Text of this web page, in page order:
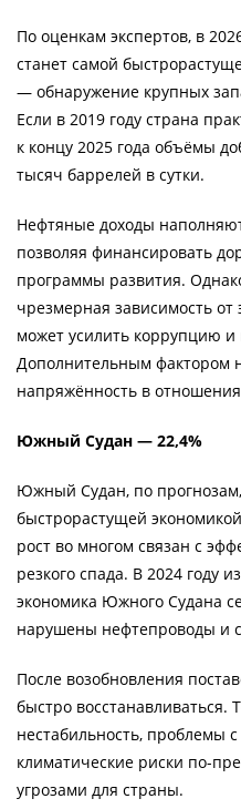
По оценкам экспертов, в
станет самой
— обнаружение крупных
Если в 2019 году страна
к концу 2025 года объёмы
тысяч баррелей в сутки.
Нефтяные доходы
позволяя финансировать
программы развития.
чрезмерная зависимость от
может усилить коррупцию
Дополнительным фактором
напряжённость в
Южный Судан — 22,4%
Южный Судан, по
быстрорастущей
рост во многом связан с
резкого спада. В 2024 году
экономика Южного Судана
нарушены нефтепроводы и
После возобновления
быстро восстанавливаться.
нестабильность, проблемы
климатические риски по-
угрозами для страны.